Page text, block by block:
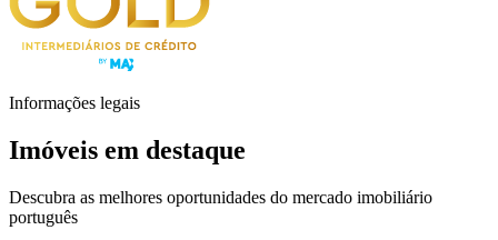
Informações legais
Imóveis em destaque
Descubra as melhores oportunidades do mercado imobiliário
português